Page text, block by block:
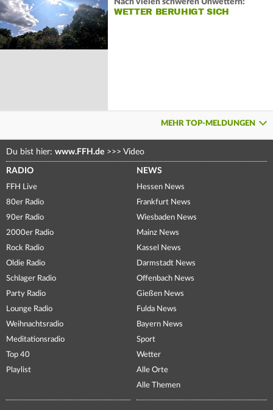
Nach vielen schweren Unwettern:
WETTER BERUHIGT SICH
MEHR TOP-MELDUNGEN
Du bist hier: www.FFH.de >>> Video
RADIO
FFH Live
80er Radio
90er Radio
2000er Radio
Rock Radio
Oldie Radio
Schlager Radio
Party Radio
Lounge Radio
Weihnachtsradio
Meditationsradio
Top 40
Playlist
NEWS
Hessen News
Frankfurt News
Wiesbaden News
Mainz News
Kassel News
Darmstadt News
Offenbach News
Gießen News
Fulda News
Bayern News
Sport
Wetter
Alle Orte
Alle Themen